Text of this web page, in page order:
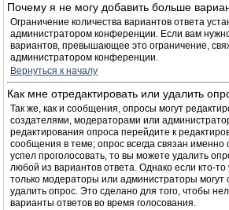
Почему я не могу добавить больше
Ограничение количества вариантов ответа
администратором конференции. Если вам
вариантов, превышающее это ограничение,
администратором конференции.
Вернуться к началу
Как мне отредактировать или удалить
Так же, как и сообщения, опросы могут
создателями, модераторами или
редактирования опроса перейдите к
сообщения в теме; опрос всегда связан именно
успел проголосовать, то вы можете удалить
любой из вариантов ответа. Однако если кто-то
только модераторы или администраторы могут
удалить опрос. Это сделано для того, чтобы
варианты ответов во время голосования.